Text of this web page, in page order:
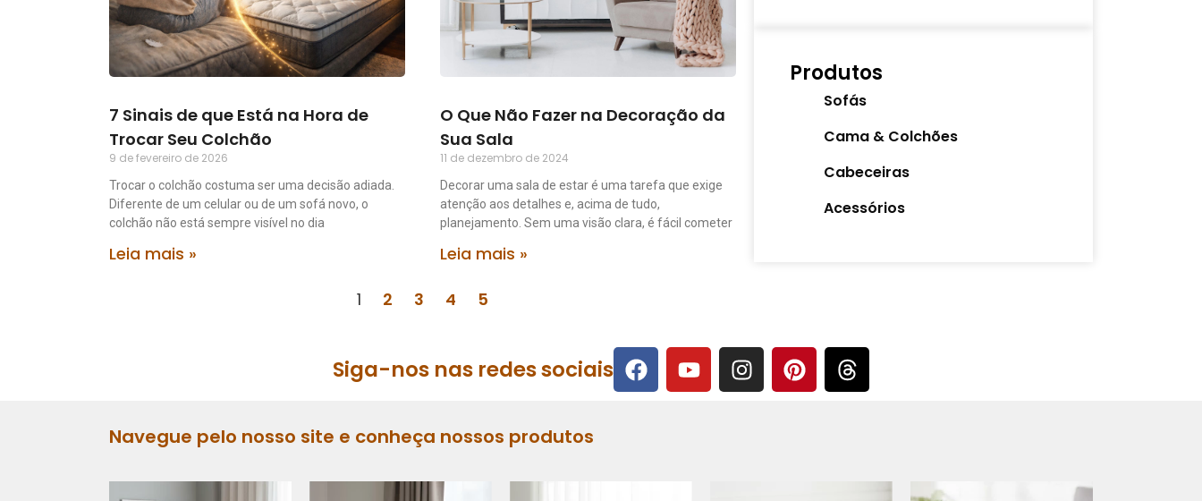
7 Sinais de que Está na Hora de
Trocar Seu Colchão
9 de fevereiro de 2026
Trocar o colchão costuma ser uma decisão adiada.
Diferente de um celular ou de um sofá novo, o
colchão não está sempre visível no dia
Leia mais »
O Que Não Fazer na Decoração da
Sua Sala
11 de dezembro de 2024
Decorar uma sala de estar é uma tarefa que exige
atenção aos detalhes e, acima de tudo,
planejamento. Sem uma visão clara, é fácil cometer
Leia mais »
1 2 3 4 5
Produtos
Sofás
Cama & Colchões
Cabeceiras
Acessórios
Siga-nos nas redes sociais
Navegue pelo nosso site e conheça nossos produtos